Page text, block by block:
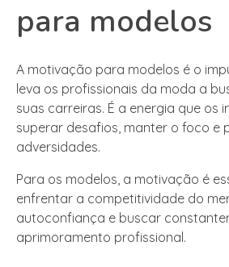
para modelos
A motivação para modelos é o
leva os profissionais da moda a
suas carreiras. É a energia que os
superar desafios, manter o foco e
adversidades.
Para os modelos, a motivação é
enfrentar a competitividade do
autoconfiança e buscar
aprimoramento profissional.